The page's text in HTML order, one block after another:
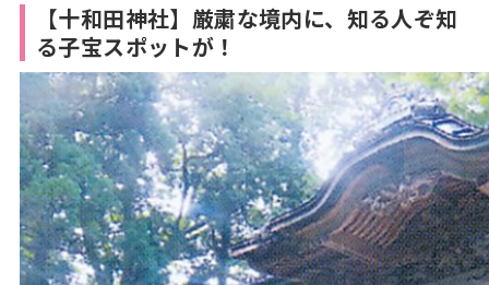
【十和田神社】厳粛な境内に、知る人ぞ知
る子宝スポットが！